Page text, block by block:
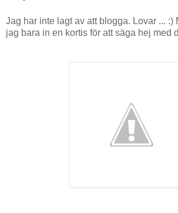
Jag har inte lagt av att blogga. Lovar ... :)
jag bara in en kortis för att säga hej med